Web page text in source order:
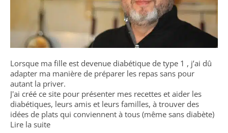
Lorsque ma fille est devenue diabétique de type 1 , j’ai dû
adapter ma manière de préparer les repas sans pour
autant la priver.
J'ai créé ce site pour présenter mes recettes et aider les
diabétiques, leurs amis et leurs familles, à trouver des
idées de plats qui conviennent à tous (même sans diabète)
Lire la suite